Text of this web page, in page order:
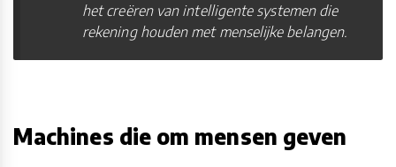
het creëren van intelligente systemen die
rekening houden met menselijke belangen.
Machines die om mensen geven